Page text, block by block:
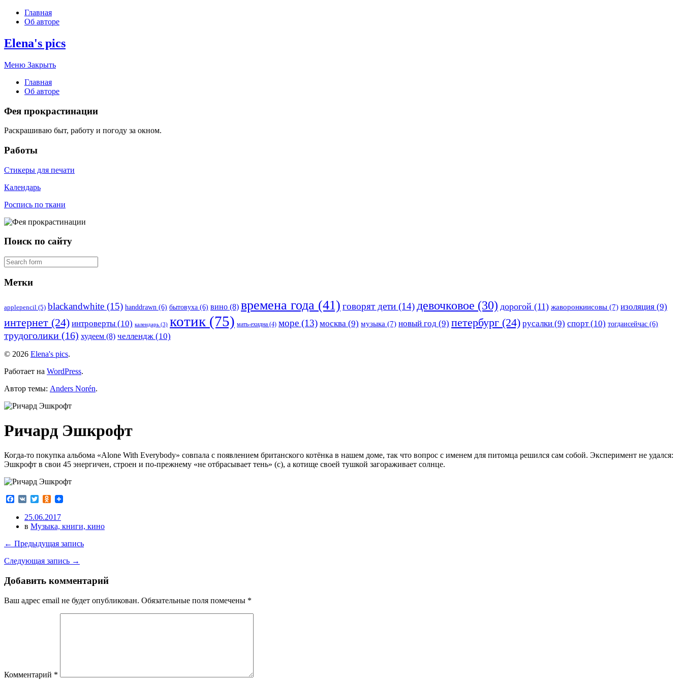
Главная
Об авторе
Elena's pics
Меню Закрыть
Главная
Об авторе
Фея прокрастинации
Раскрашиваю быт, работу и погоду за окном.
Работы
Стикеры для печати
Календарь
Роспись по ткани
Поиск по сайту
Метки
applepencil (5) blackandwhite (15) handdrawn (6) бытовуха (6) вино (8) времена года (41) говорят дети (14) девочковое (30) дорогой (11) жаворонкиисовы (7) изоляция (9)
интернет (24) интроверты (10) календарь (3) котик (75) мать-ехидна (4) море (13) москва (9) музыка (7) новый год (9) петербург (24) русалки (9) спорт(10) тогдаисейчас (6)
трудоголики (16) худеем (8) челлендж (10)
© 2026 Elena's pics.
Работает на WordPress.
Автор темы: Anders Norén.
Ричард Эшкрофт
Когда-то покупка альбома «Alone With Everybody» совпала с появлением британского котёнка в нашем доме, так что вопрос с именем для питомца решился сам собой. Эксперимент не удался:
Эшкрофт в свои 45 энергичен, строен и по-прежнему «не отбрасывает тень» (с), а котище своей тушкой загораживает солнце.
Facebook
VK TwitterOdnoklassniki
25.06.2017
в Музыка, книги, кино
← Предыдущая запись
Следующая запись →
Добавить комментарий
Ваш адрес email не будет опубликован. Обязательные поля помечены *
Комментарий *